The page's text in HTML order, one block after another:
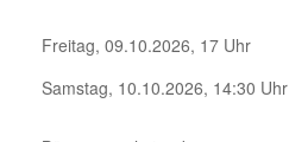
Freitag, 09.10.2026, 17 Uhr
Samstag, 10.10.2026, 14:30 Uhr